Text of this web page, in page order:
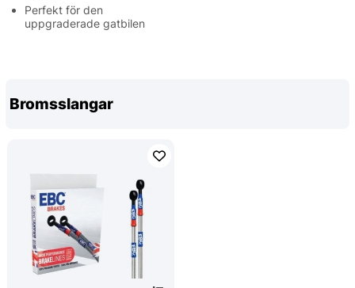
Perfekt för den
uppgraderade gatbilen
Bromsslangar